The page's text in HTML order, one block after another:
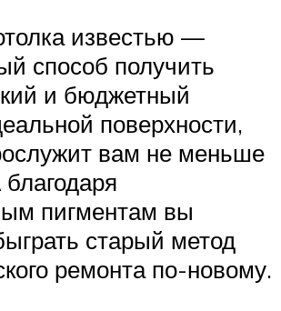
известью —
способ получить
и бюджетный
поверхности,
вам не меньше
пигментам вы
старый метод
ремонта по-новому.